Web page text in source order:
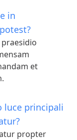
in
et
luce principali
propter